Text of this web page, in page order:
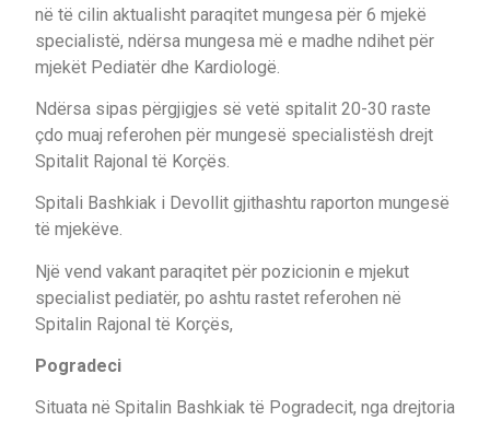
në të cilin aktualisht paraqitet mungesa për 6 mjekë
specialistë, ndërsa mungesa më e madhe ndihet për
mjekët Pediatër dhe Kardiologë.
Ndërsa sipas përgjigjes së vetë spitalit 20-30 raste
çdo muaj referohen për mungesë specialistësh drejt
Spitalit Rajonal të Korçës.
Spitali Bashkiak i Devollit gjithashtu raporton mungesë
të mjekëve.
Një vend vakant paraqitet për pozicionin e mjekut
specialist pediatër, po ashtu rastet referohen në
Spitalin Rajonal të Korçës,
Pogradeci
Situata në Spitalin Bashkiak të Pogradecit, nga drejtoria